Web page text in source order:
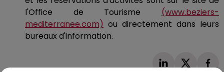
l'Office de Tourisme (www.beziers-
mediterranee.com) ou directement dans leurs
bureaux d'information.